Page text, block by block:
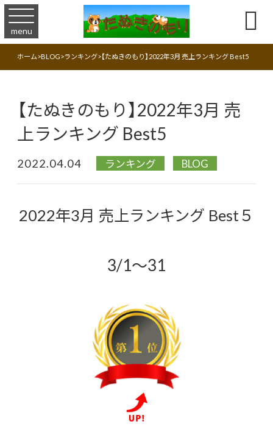
menu 
ホーム>BLOG>ランキング>【たぬきのもり】2022年3月 売上ランキング Best5
【たぬきのもり】2022年3月 売
上ランキング Best5
2022.04.04 ランキング BLOG
2022年3月 売上ランキング Best５
3/1～31